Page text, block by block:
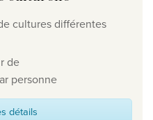
cultures différentes
de
personne
détails